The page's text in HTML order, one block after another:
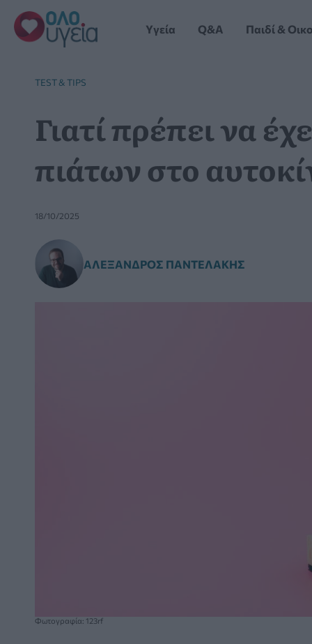
Μετάβαση
στο
περιεχόμενο
Yγεία Q&A Παιδί &
TEST & TIPS
Γιατί πρέπει να
πιάτων στο
18/10/2025
ΑΛΈΞΑΝΔΡΟΣ ΠΑΝΤΕΛΆΚΗΣ
Φωτογραφία: 123rf